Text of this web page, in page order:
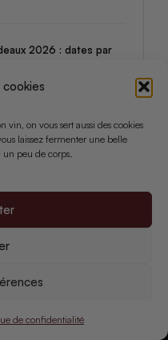
vin, on vous sert aussi des cookies
laissez fermenter une belle
un peu de corps.
de confidentialité
2026 : dates par
et ceux qui veulent